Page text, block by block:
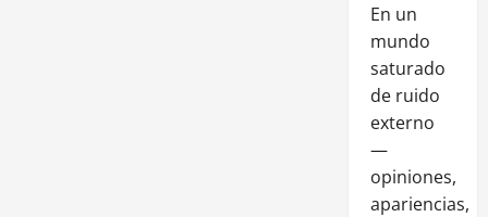
En un
mundo
saturado
de ruido
externo
—
opiniones,
apariencias,